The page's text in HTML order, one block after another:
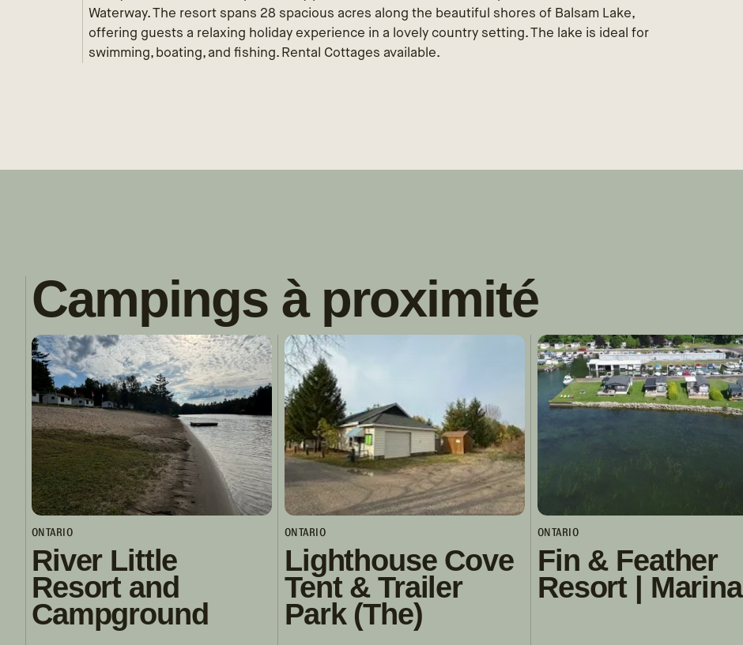
Waterway. The resort spans 28 spacious acres along the beautiful shores of Balsam Lake,
offering guests a relaxing holiday experience in a lovely country setting. The lake is ideal for
swimming, boating, and fishing. Rental Cottages available.
Campings à proximité
ONTARIO
River Little
Resort and
Campground
ONTARIO
Lighthouse Cove
Tent & Trailer
Park (The)
ONTARIO
Fin & Feather
Resort | Marina